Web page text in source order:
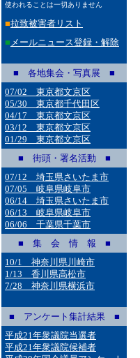
使われることは一切ありません
■拉致被害者リスト
■ メールニュース登録・解除
■ 各地集会・写真展 ■
07/02 東京都文京区
05/30 東京都千代田区
04/17 東京都文京区
03/12 東京都文京区
01/29 東京都文京区
■ 街頭・署名活動 ■
07/12 埼玉県さいたま市
07/05 岐阜県岐阜市
06/14 埼玉県さいたま市
06/13 岐阜県岐阜市
06/06 千葉県千葉市
■ 集 会 情 報 ■
10/1 神奈川県川崎市
1/13 香川県高松市
7/28 神奈川県横浜市
■ アンケート集計結果 ■
平成21年衆議院当選者
平成21年衆議院候補者